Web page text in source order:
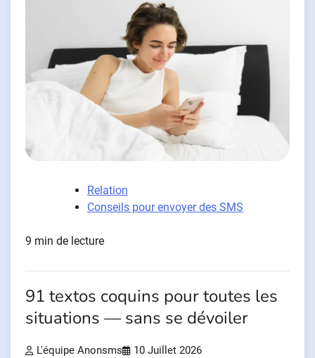
Relation
Conseils pour envoyer des SMS
9 min de lecture
91 textos coquins pour toutes les
situations — sans se dévoiler
L'équipe Anonsms 10 Juillet 2026